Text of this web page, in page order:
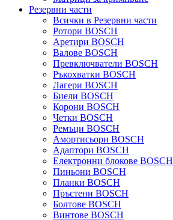
Резервни части
Всички в Резервни части
Ротори BOSCH
Аретири BOSCH
Валове BOSCH
Превключватели BOSCH
Ръкохватки BOSCH
Лагери BOSCH
Биели BOSCH
Корони BOSCH
Четки BOSCH
Ремъци BOSCH
Амортисьори BOSCH
Адаптори BOSCH
Електронни блокове BOSCH
Пиньони BOSCH
Планки BOSCH
Пръстени BOSCH
Болтове BOSCH
Винтове BOSCH